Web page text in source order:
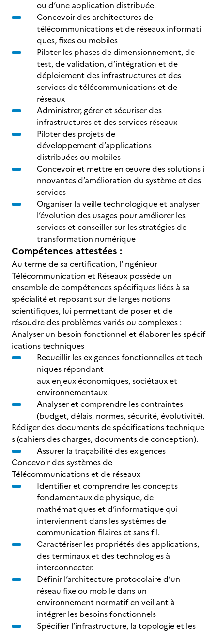
ou d’une application distribuée.
Concevoir des architectures de
télécommunications et de réseaux informati
ques, fixes ou mobiles
Piloter les phases de dimensionnement, de
test, de validation, d’intégration et de
déploiement des infrastructures et des
services de télécommunications et de
réseaux
Administrer, gérer et sécuriser des
infrastructures et des services réseaux
Piloter des projets de
développement d’applications
distribuées ou mobiles
Concevoir et mettre en œuvre des solutions i
nnovantes d’amélioration du système et des
services
Organiser la veille technologique et analyser
l’évolution des usages pour améliorer les
services et conseiller sur les stratégies de
transformation numérique
Compétences attestées :
Au terme de sa certification, l’ingénieur
Télécommunication et Réseaux possède un
ensemble de compétences spécifiques liées à sa
spécialité et reposant sur de larges notions
scientifiques, lui permettant de poser et de
résoudre des problèmes variés ou complexes :
Analyser un besoin fonctionnel et élaborer les spécif
ications techniques
Recueillir les exigences fonctionnelles et tech
niques répondant
aux enjeux économiques, sociétaux et
environnementaux.
Analyser et comprendre les contraintes
(budget, délais, normes, sécurité, évolutivité).
Rédiger des documents de spécifications technique
s (cahiers des charges, documents de conception).
Assurer la traçabilité des exigences
Concevoir des systèmes de
Télécommunications et de réseaux
Identifier et comprendre les concepts
fondamentaux de physique, de
mathématiques et d’informatique qui
interviennent dans les systèmes de
communication filaires et sans fil.
Caractériser les propriétés des applications,
des terminaux et des technologies à
interconnecter.
Définir l’architecture protocolaire d’un
réseau fixe ou mobile dans un
environnement normatif en veillant à
intégrer les besoins fonctionnels
Spécifier l’infrastructure, la topologie et les